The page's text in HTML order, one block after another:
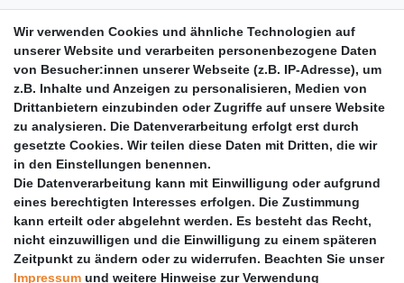
Barrierefreiheit
Anleitungen
Vertrag widerrufen
PARTNER
DHL
GLS
PaketPLUS
Wir verwenden Cookies und ähnliche Technologien auf
unserer Website und verarbeiten personenbezogene Daten
von Besucher:innen unserer Webseite (z.B. IP-Adresse), um
z.B. Inhalte und Anzeigen zu personalisieren, Medien von
Drittanbietern einzubinden oder Zugriffe auf unsere Website
zu analysieren. Die Datenverarbeitung erfolgt erst durch
gesetzte Cookies. Wir teilen diese Daten mit Dritten, die wir
in den Einstellungen benennen.
Die Datenverarbeitung kann mit Einwilligung oder aufgrund
eines berechtigten Interesses erfolgen. Die Zustimmung
kann erteilt oder abgelehnt werden. Es besteht das Recht,
nicht einzuwilligen und die Einwilligung zu einem späteren
Zeitpunkt zu ändern oder zu widerrufen. Beachten Sie unser
Impressum und weitere Hinweise zur Verwendung